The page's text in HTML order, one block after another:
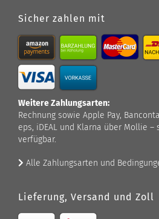
Sicher zahlen mit
Weitere Zahlungsarten:
Rechnung sowie Apple Pay,
eps, iDEAL und Klarna über Mollie
verfügbar.
Alle Zahlungsarten und
Lieferung, Versand und Zoll